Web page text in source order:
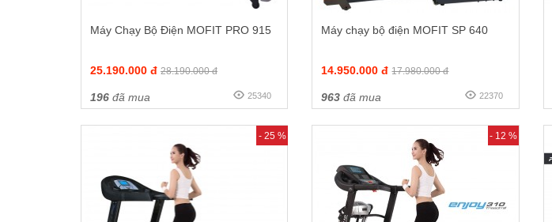
Máy Chạy Bộ Điện MOFIT PRO 915
25.190.000 đ 28.190.000 đ
196 đã mua 25340
Máy chạy bộ điện MOFIT SP 640
14.950.000 đ 17.980.000 đ
963 đã mua 22370
- 25 % - 12 %